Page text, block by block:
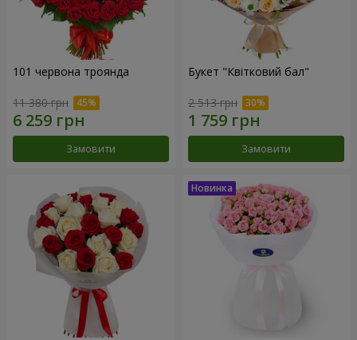
101 червона троянда
11 380 грн
Замовити
Букет "Квітковий бал"
2 513 грн
Замовити